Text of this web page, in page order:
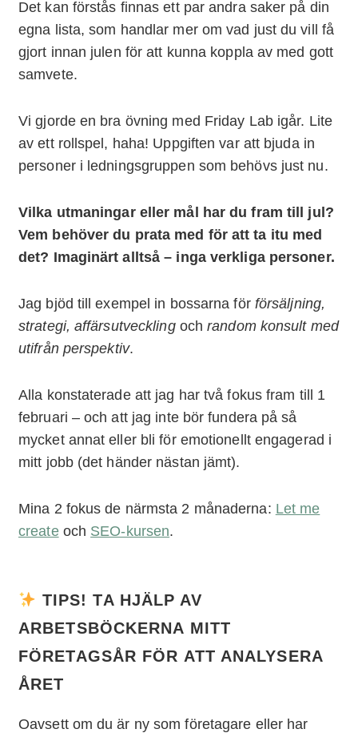
Det kan förstås finnas ett par andra saker på din
egna lista, som handlar mer om vad just du vill få
gjort innan julen för att kunna koppla av med gott
samvete.
Vi gjorde en bra övning med Friday Lab igår. Lite
av ett rollspel, haha! Uppgiften var att bjuda in
personer i ledningsgruppen som behövs just nu.
Vilka utmaningar eller mål har du fram till jul?
Vem behöver du prata med för att ta itu med
det? Imaginärt alltså – inga verkliga personer.
Jag bjöd till exempel in bossarna för försäljning,
strategi, affärsutvecklingochrandom konsult med
utifrån perspektiv.
Alla konstaterade att jag har två fokus fram till 1
februari – och att jag inte bör fundera på så
mycket annat eller bli för emotionellt engagerad i
mitt jobb (det händer nästan jämt).
Mina 2 fokus de närmsta 2 månaderna: Let me
createoch SEO-kursen.
TIPS! TA HJÄLP AV
ARBETSBÖCKERNA MITT
FÖRETAGSÅR FÖR ATT ANALYSERA
ÅRET
Oavsett om du är ny som företagare eller har